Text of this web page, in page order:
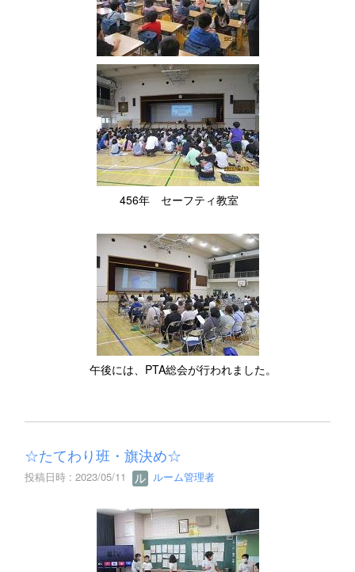
456年 セーフティ教室
午後には、PTA総会が行われました。
☆たてわり班・旗決め☆
投稿日時 : 2023/05/11 ルーム管理者